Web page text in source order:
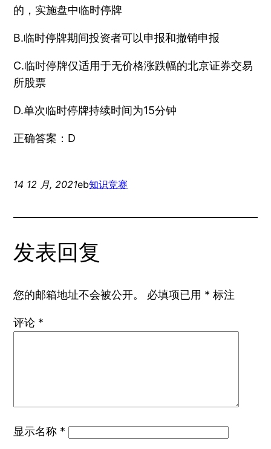
的，实施盘中临时停牌
B.临时停牌期间投资者可以申报和撤销申报
C.临时停牌仅适用于无价格涨跌幅的北京证券交易
所股票
D.单次临时停牌持续时间为15分钟
正确答案：D
14 12 月, 2021eb知识竞赛
发表回复
您的邮箱地址不会被公开。 必填项已用 * 标注
评论 *
显示名称 *